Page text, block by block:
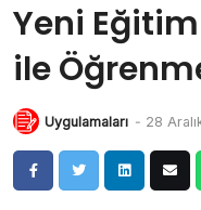
Yeni
ile
Uygulamaları - 28